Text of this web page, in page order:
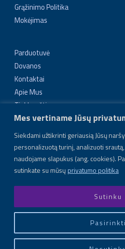
Mes vertiname Jūsų
Siekdami užtikrinti geriausią Jūsų
personalizuotą turinį, analizuoti
naudojame slapukus (ang. cookies).
sutinkate su mūsų privatumo politika
Pasirinkti
Sutinku
Grąžinimo Politika
Mokėjimas
Parduotuvė
Dovanos
Kontaktai
Apie Mus
Tinklaraštis
Tikroviški ir unikalūs
Lengvi, tvirti, vienetiniai dirbiniai,
elemento formą: uogos, lapelio,
inovatyvi gamybos technologija –
Copyright © 2026
Powered by